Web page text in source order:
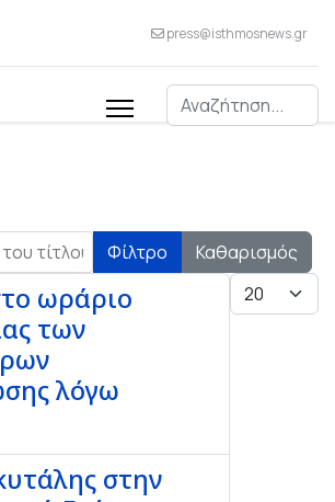
press@isthmosnews.gr
Αναζήτηση
Φίλτρο Καθαρισμός
Εμφάνιση #
ωράριο
των
λόγω
στην